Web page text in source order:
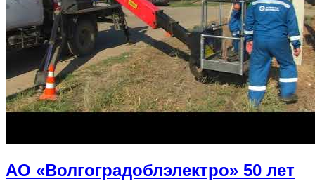
АО «Волгоградоблэлектро» 50 лет